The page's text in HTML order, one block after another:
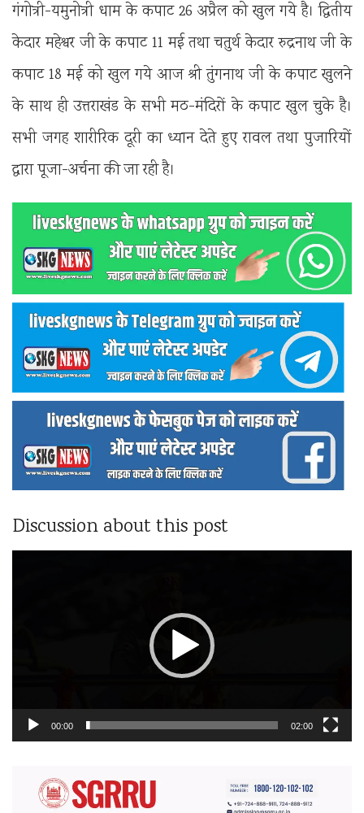
गंगोत्री-यमुनोत्री धाम के कपाट 26 अप्रैल को खुल गये है। द्वितीय
केदार मद्महेश्वर जी के कपाट 11 मई तथा चतुर्थ केदार रुद्रनाथ जी के
कपाट 18 मई को खुल गये आज श्री तुंगनाथ जी के कपाट खुलने
के साथ ही उत्तराखंड के सभी मठ-मंदिरों के कपाट खुल चुके है।
सभी जगह शारीरिक दूरी का ध्यान देते हुए रावल तथा पुजारियों
द्वारा पूजा-अर्चना की जा रही है।
Discussion about this post
00:00 02:00